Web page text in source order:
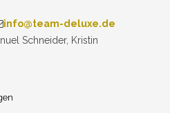
info@team-deluxe.de
Schneider, Kristin